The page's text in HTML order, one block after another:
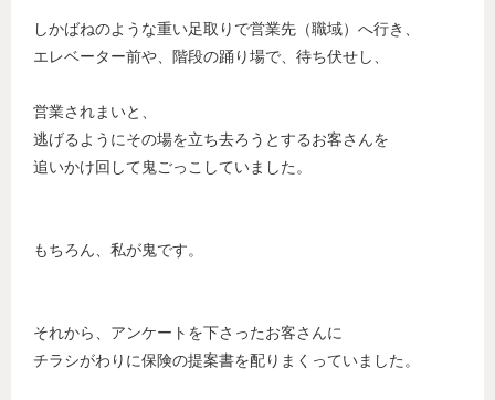
しかばねのような重い足取りで営業先（職域）へ行き、
エレベーター前や、階段の踊り場で、待ち伏せし、
営業されまいと、
逃げるようにその場を立ち去ろうとするお客さんを
追いかけ回して鬼ごっこしていました。
もちろん、私が鬼です。
それから、アンケートを下さったお客さんに
チラシがわりに保険の提案書を配りまくっていました。